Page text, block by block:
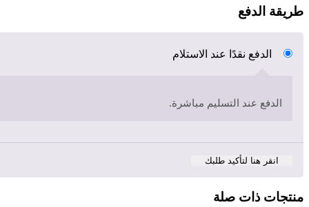
طريقة الدفع
الدفع نقدًا عند الاستلام
الدفع عند التسليم مباشرة.
انقر هنا لتأكيد طلبك
منتجات ذات صلة